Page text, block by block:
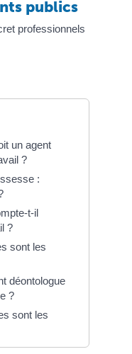
publics
professionnels
un agent
?
:
t-il
?
sont les
déontologue
?
sont les